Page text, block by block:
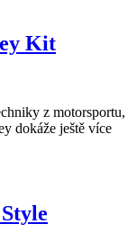
Kit
z motorsportu,
dokáže ještě více